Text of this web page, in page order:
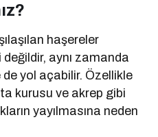
haşereler
değildir, aynı zamanda
de yol açabilir. Özellikle
kurusu ve akrep gibi
yayılmasına neden